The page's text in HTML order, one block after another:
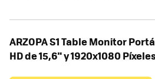
ARZOPA S1 Table Monitor
HD de 15,6" y 1920x1080